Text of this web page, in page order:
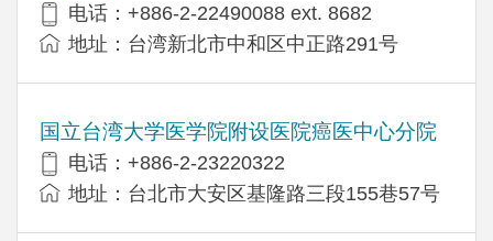
电话：+​886-2-22490088 ext. 8682
地址：台湾新北市中和区中正路291号
国立台湾大学医学院附设医院癌医中心分院
电话：+886-2-23220322
地址：台北市大安区基隆路三段155巷57号